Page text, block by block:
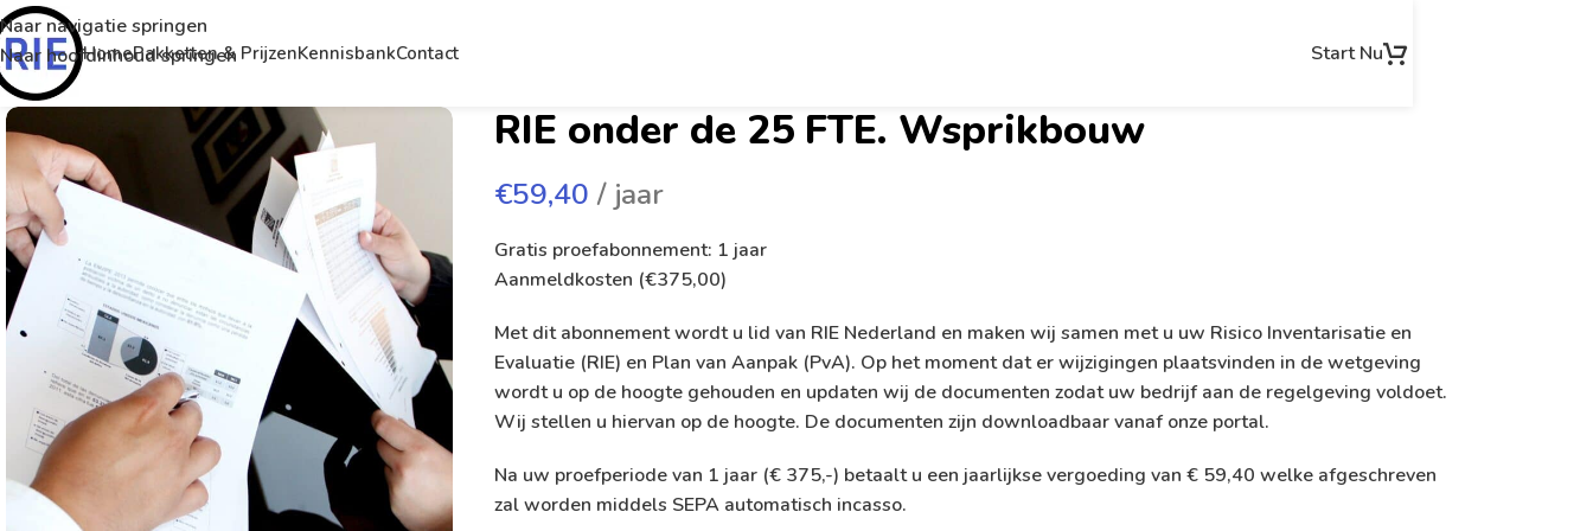
Naar navigatie springen
Naar hoofdinhoud springen
HomePakketten & PrijzenKennisbankContact Start Nu
RIE onder de 25 FTE. Wsprikbouw
€59,40 / jaar
Gratis proefabonnement: 1 jaar
Aanmeldkosten (€375,00)
Met dit abonnement wordt u lid van RIE Nederland en maken wij samen met u uw Risico Inventarisatie en
Evaluatie (RIE) en Plan van Aanpak (PvA). Op het moment dat er wijzigingen plaatsvinden in de wetgeving
wordt u op de hoogte gehouden en updaten wij de documenten zodat uw bedrijf aan de regelgeving voldoet.
Wij stellen u hiervan op de hoogte. De documenten zijn downloadbaar vanaf onze portal.
Na uw proefperiode van 1 jaar (€ 375,-) betaalt u een jaarlijkse vergoeding van € 59,40 welke afgeschreven
zal worden middels SEPA automatisch incasso.